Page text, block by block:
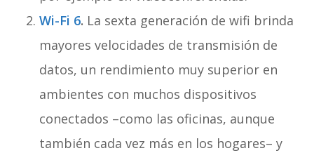
Wi-Fi 6. La sexta generación de wifi brinda
mayores velocidades de transmisión de
datos, un rendimiento muy superior en
ambientes con muchos dispositivos
conectados –como las oficinas, aunque
también cada vez más en los hogares– y